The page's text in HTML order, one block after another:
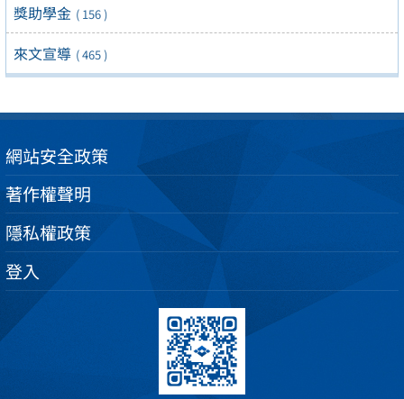
獎助學金 ( 156 )
來文宣導 ( 465 )
網站安全政策
著作權聲明
隱私權政策
登入